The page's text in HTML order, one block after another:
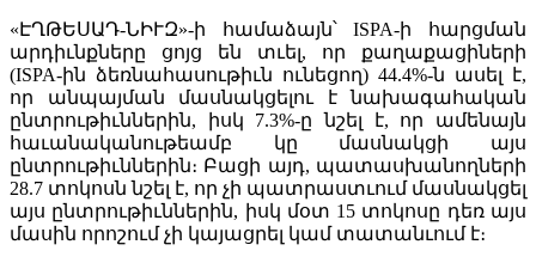
«ԷՂԹԵՍԱԴ-ՆԻՒԶ»-ի համաձայն՝ ISPA-ի հարցման
արդիւնքները ցոյց են տւել, որ քաղաքացիների
(ISPA-ին ձեռնահասութիւն ունեցող) 44.4%-ն ասել է,
որ անպայման մասնակցելու է նախագահական
ընտրութիւններին, իսկ 7.3%-ը նշել է, որ ամենայն
հաւանականութեամբ կը մասնակցի այս
ընտրութիւններին։ Բացի այդ, պատասխանողների
28.7 տոկոսն նշել է, որ չի պատրաստւում մասնակցել
այս ընտրութիւններին, իսկ մօտ 15 տոկոսը դեռ այս
մասին որոշում չի կայացրել կամ տատանւում է։